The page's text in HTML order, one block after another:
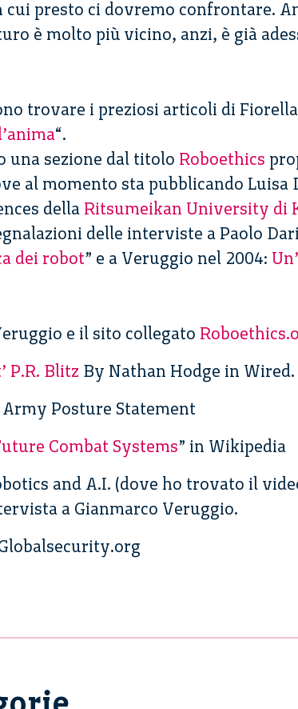
presto ci dovremo confrontare.
è molto più vicino, anzi, è già
trovare i preziosi articoli di Fiorella
“.
una sezione dal titolo Roboethics
al momento sta pubblicando Luisa
della Ritsumeikan University di
delle interviste a Paolo
dei robot” e a Veruggio nel 2004:
e il sito collegato
P.R. Blitz By Nathan Hodge in Wired.
Posture Statement
Combat Systems” in Wikipedia
and A.I. (dove ho trovato il
a Gianmarco Veruggio.